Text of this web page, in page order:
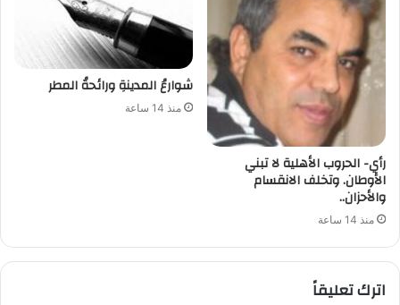
رأي- الحروب الأهلية لا تبني
الأوطان. وتخلف الانقسام
والأحزان..
منذ 14 ساعة
شوارعُ المدينةِ ورائحةُ المطر
منذ 14 ساعة
اترك تعليقاً